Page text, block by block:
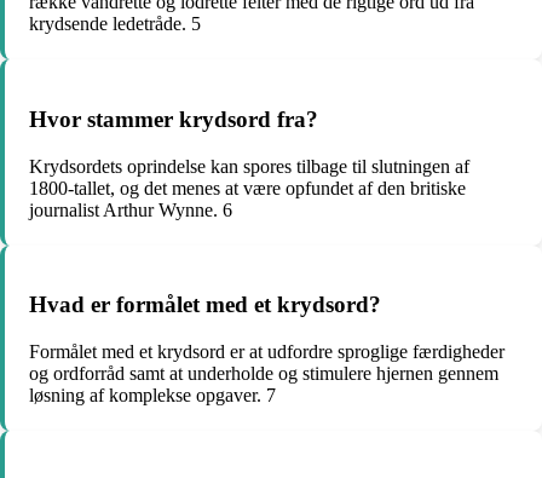
krydsende ledetråde. 5
Hvor stammer krydsord fra?
Krydsordets oprindelse kan spores tilbage til slutningen af ​​
1800-tallet, og det menes at være opfundet af den britiske
journalist Arthur Wynne. 6
Hvad er formålet med et krydsord?
Formålet med et krydsord er at udfordre sproglige færdigheder
og ordforråd samt at underholde og stimulere hjernen gennem
løsning af komplekse opgaver. 7